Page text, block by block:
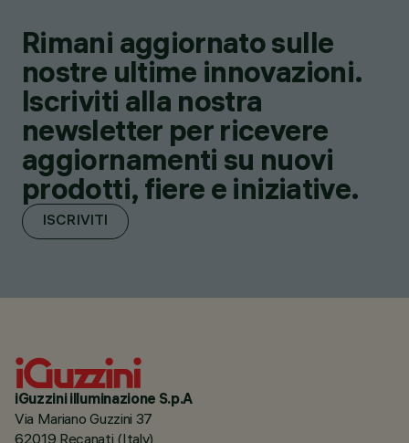
Rimani aggiornato sulle
nostre ultime innovazioni.
Iscriviti alla nostra
newsletter per ricevere
aggiornamenti su nuovi
prodotti, fiere e iniziative.
ISCRIVITI
iGuzzini illuminazione S.p.A
Via Mariano Guzzini 37
62019 Recanati (Italy)